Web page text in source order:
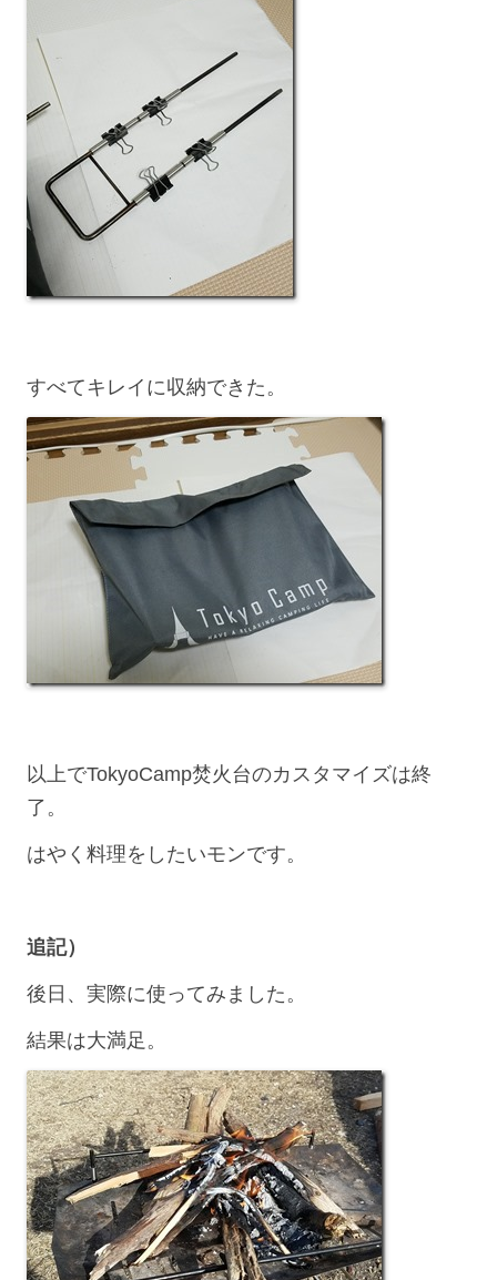
すべてキレイに収納できた。
以上でTokyoCamp焚火台のカスタマイズは終
了。
はやく料理をしたいモンです。
追記）
後日、実際に使ってみました。
結果は大満足。